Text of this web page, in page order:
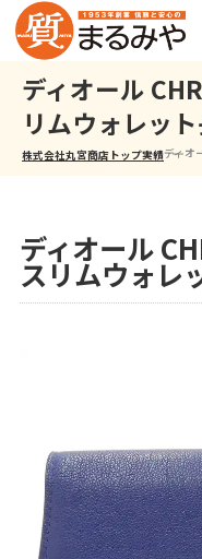
ディオール
リムウォレッ
株式会社丸宮商店トップ⁩実績ディオ
ディオール
スリムウォレ